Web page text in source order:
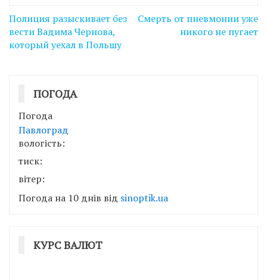
Навігація
записів
Полиция разыскивает без
вести Вадима Чернова,
который уехал в Польшу
Смерть от пневмонии уже
никого не пугает
ПОГОДА
Погода
Павлоград
вологість:
тиск:
вітер:
Погода на 10 днів від sinoptik.ua
КУРС ВАЛЮТ